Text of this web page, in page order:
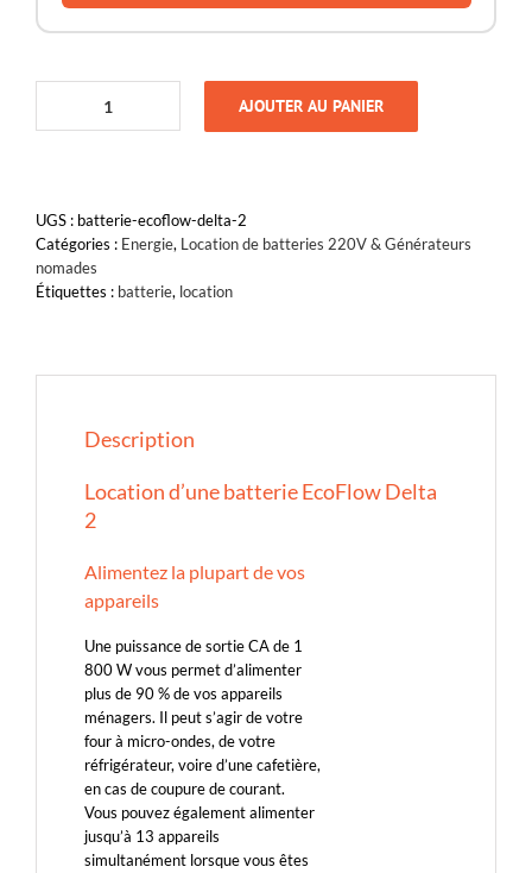
quantité
AJOUTER AU PANIER
UGS : batterie-ecoflow-delta-2
Catégories : Energie, Location de batteries 220V & Générateurs
nomades
Étiquettes : batterie, location
Description
Location d’une batterie EcoFlow Delta
2
Alimentez la plupart de vos
appareils
Une puissance de sortie CA de 1
800 W vous permet d’alimenter
plus de 90 % de vos appareils
ménagers. Il peut s’agir de votre
four à micro-ondes, de votre
réfrigérateur, voire d’une cafetière,
en cas de coupure de courant.
Vous pouvez également alimenter
jusqu’à 13 appareils
simultanément lorsque vous êtes